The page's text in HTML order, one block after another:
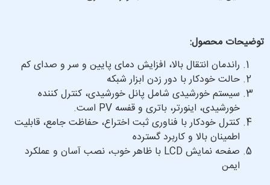
توضیحات محصول:
راندمان انتقال بالا، افزایش دمای پایین و سر و صدای کم
حالت خودکار با دور زدن ابزار شبکه
سیستم خورشیدی شامل پانل خورشیدی، کنترل کننده
خورشیدی، اینورتر، باتری و قفسه PV است.
کنترل خودکار با فناوری ثبت اختراع، حفاظت جامع، قابلیت
اطمینان بالا و کاربرد گسترده
صفحه نمایش LCD با ظاهر خوب، نصب آسان و عملکرد
ایمن